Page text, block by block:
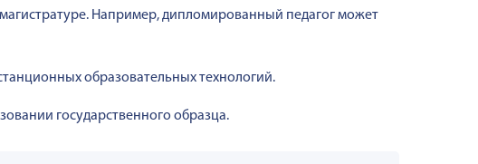
Например, дипломированный педагог может
образовательных технологий.
государственного образца.